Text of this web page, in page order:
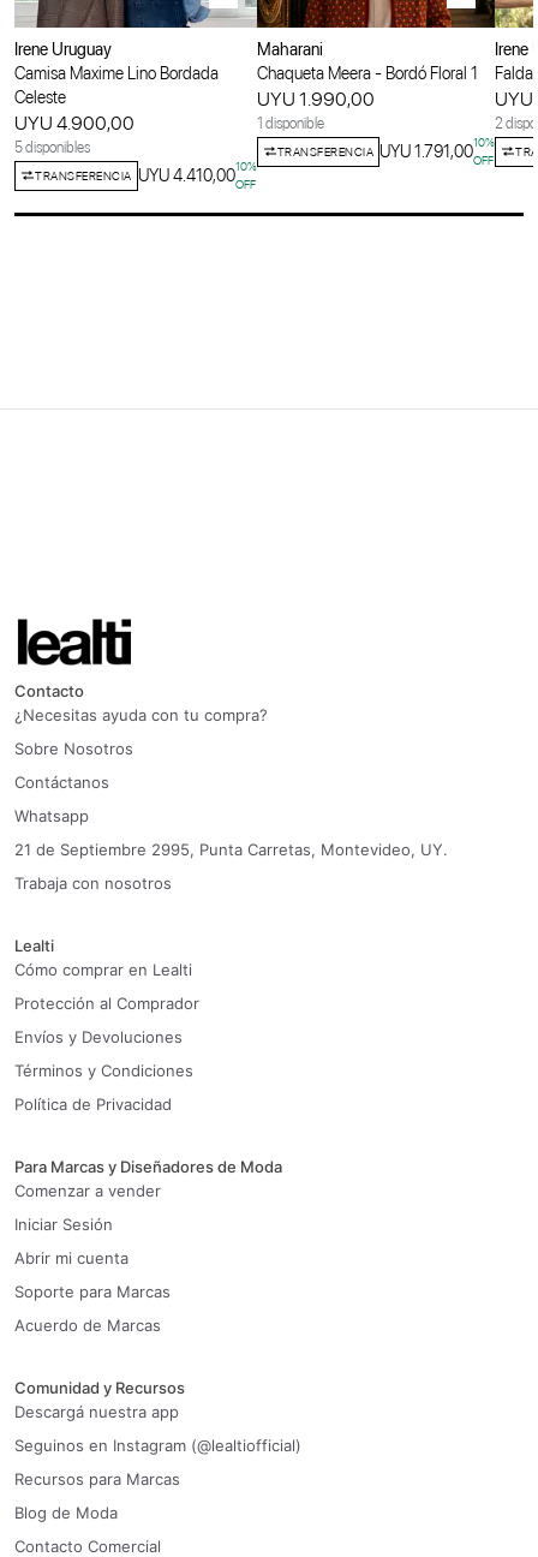
Irene Uruguay
Camisa Maxime Lino Bordada
Celeste
UYU 4.900,00
5 disponibles
TRANSFERENCIA UYU 4.410,0010%
OFF
Maharani
Chaqueta Meera - Bordó Floral 1
UYU 1.990,00
1 disponible
TRANSFERENCIA UYU 1.791,0010%
OFF
Irene
Falda
2
Contacto
¿Necesitas ayuda con tu compra?
Sobre Nosotros
Contáctanos
Whatsapp
21 de Septiembre 2995, Punta Carretas, Montevideo, UY.
Trabaja con nosotros
Lealti
Cómo comprar en Lealti
Protección al Comprador
Envíos y Devoluciones
Términos y Condiciones
Política de Privacidad
Para Marcas y Diseñadores de Moda
Comenzar a vender
Iniciar Sesión
Abrir mi cuenta
Soporte para Marcas
Acuerdo de Marcas
Comunidad y Recursos
Descargá nuestra app
Seguinos en Instagram (@lealtiofficial)
Recursos para Marcas
Blog de Moda
Contacto Comercial